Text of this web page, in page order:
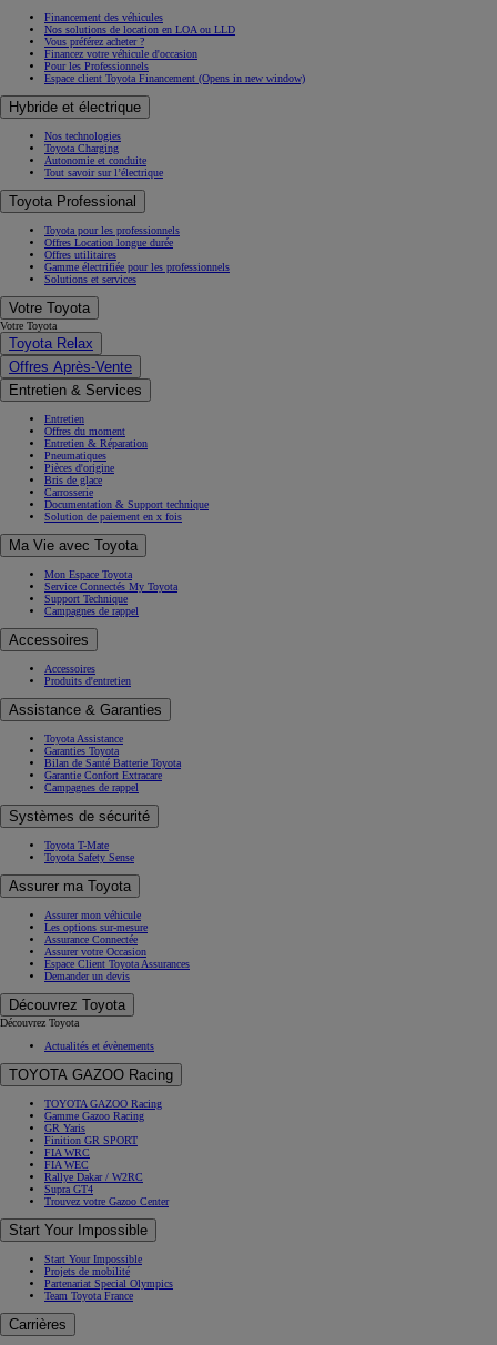
Financement des véhicules
Nos solutions de location en LOA ou LLD
Vous préférez acheter ?
Financez votre véhicule d'occasion
Pour les Professionnels
Espace client Toyota Financement (Opens in new window)
Hybride et électrique
Nos technologies
Toyota Charging
Autonomie et conduite
Tout savoir sur l’électrique
Toyota Professional
Toyota pour les professionnels
Offres Location longue durée
Offres utilitaires
Gamme électrifiée pour les professionnels
Solutions et services
Votre Toyota
Votre Toyota
Toyota Relax
Offres Après-Vente
Entretien & Services
Entretien
Offres du moment
Entretien & Réparation
Pneumatiques
Pièces d'origine
Bris de glace
Carrosserie
Documentation & Support technique
Solution de paiement en x fois
Ma Vie avec Toyota
Mon Espace Toyota
Service Connectés My Toyota
Support Technique
Campagnes de rappel
Accessoires
Accessoires
Produits d'entretien
Assistance & Garanties
Toyota Assistance
Garanties Toyota
Bilan de Santé Batterie Toyota
Garantie Confort Extracare
Campagnes de rappel
Systèmes de sécurité
Toyota T-Mate
Toyota Safety Sense
Assurer ma Toyota
Assurer mon véhicule
Les options sur-mesure
Assurance Connectée
Assurer votre Occasion
Espace Client Toyota Assurances
Demander un devis
Découvrez Toyota
Découvrez Toyota
Actualités et évènements
TOYOTA GAZOO Racing
TOYOTA GAZOO Racing
Gamme Gazoo Racing
GR Yaris
Finition GR SPORT
FIA WRC
FIA WEC
Rallye Dakar / W2RC
Supra GT4
Trouvez votre Gazoo Center
Start Your Impossible
Start Your Impossible
Projets de mobilité
Partenariat Special Olympics
Team Toyota France
Carrières